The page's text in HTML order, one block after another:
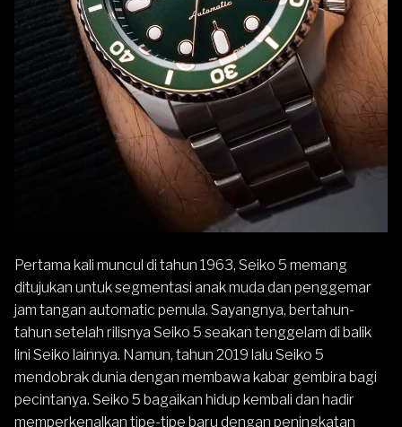
Pertama kali muncul di tahun 1963, Seiko 5 memang
ditujukan untuk segmentasi anak muda dan penggemar
jam tangan automatic pemula. Sayangnya, bertahun-
tahun setelah rilisnya Seiko 5 seakan tenggelam di balik
lini Seiko lainnya. Namun, tahun 2019 lalu Seiko 5
mendobrak dunia dengan membawa kabar gembira bagi
pecintanya. Seiko 5 bagaikan hidup kembali dan hadir
memperkenalkan tipe-tipe baru dengan peningkatan